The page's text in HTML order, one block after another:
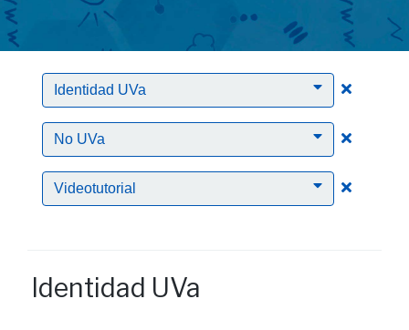
Identidad UVa Clic
No UVa Clic
Videotutorial Clic
Identidad UVa